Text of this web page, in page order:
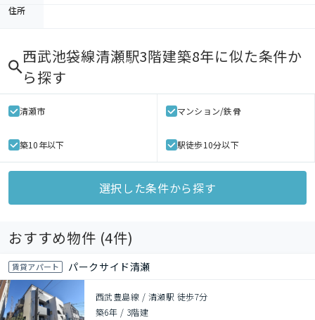
住所
西武池袋線清瀬駅3階建築8年に似た条件か
ら探す
清瀬市 マンション/鉄骨
築10年以下 駅徒歩10分以下
選択した条件から探す
おすすめ物件 (4件)
賃貸アパート パークサイド清瀬
西武豊島線 / 清瀬駅 徒歩7分
築6年 / 3階建